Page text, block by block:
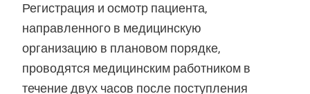
Регистрация и осмотр пациента,
направленного в медицинскую
организацию в плановом порядке,
проводятся медицинским работником в
течение двух часов после поступления